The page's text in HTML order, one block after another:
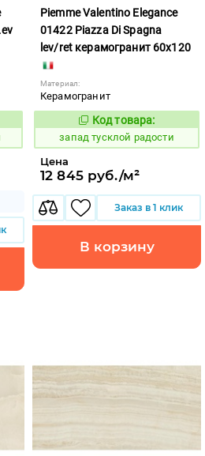
Piemme Valentino Elegance
01422 Piazza Di Spagna
lev/ret керамогранит 60x120
Материал:
Керамогранит
419577
Код товара:
запад тусклой радости
Цена
12 845 руб./м²
Заказ в 1 клик
В корзину